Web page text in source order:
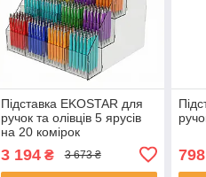
Підставка EKOSTAR для
ручок та олівців 5 ярусів
на 20 комірок
3 194₴ 3 673 ₴ 798